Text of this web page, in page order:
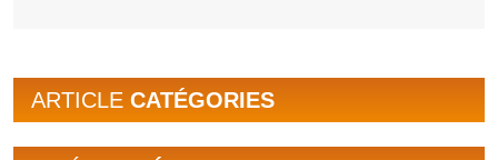
ARTICLE CATÉGORIES